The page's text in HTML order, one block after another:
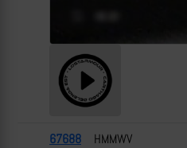
67688 HMMWV